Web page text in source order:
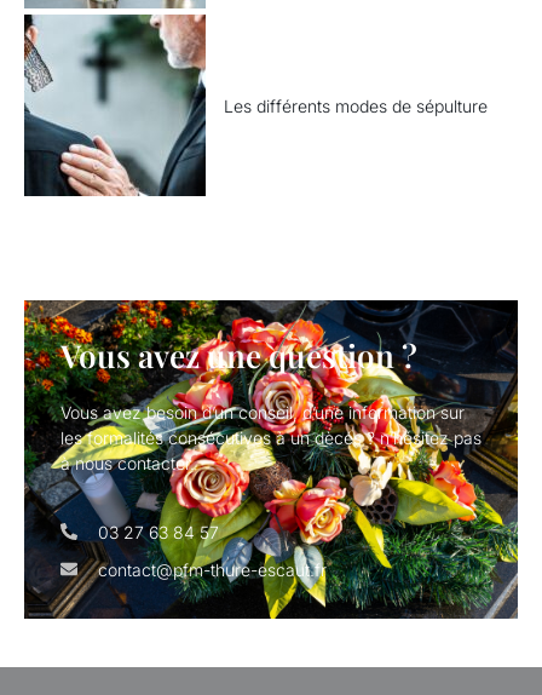
Les différents modes de sépulture
Vous avez une question ?
Vous avez besoin d’un conseil, d’une information sur
les formalités consécutives à un dècés ? n’hésitez pas
à nous contacter.
03 27 63 84 57
contact@pfm-thure-escaut.fr